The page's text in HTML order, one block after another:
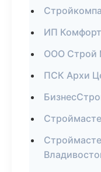
ИП
ООО Строй
ПСК Архи